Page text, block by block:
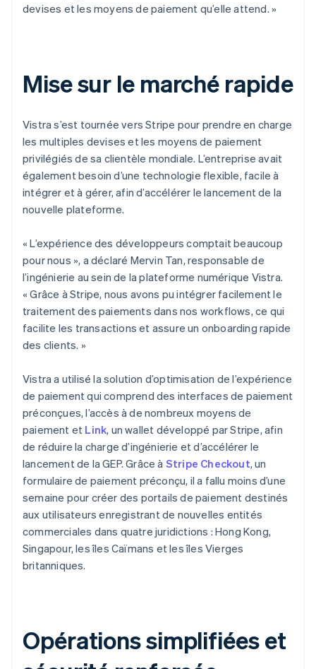
devises et les moyens de paiement qu’elle attend. »
Mise sur le marché rapide
Vistra s’est tournée vers Stripe pour prendre en charge
les multiples devises et les moyens de paiement
privilégiés de sa clientèle mondiale. L’entreprise avait
également besoin d’une technologie flexible, facile à
intégrer et à gérer, afin d’accélérer le lancement de la
nouvelle plateforme.
« L’expérience des développeurs comptait beaucoup
pour nous », a déclaré Mervin Tan, responsable de
l’ingénierie au sein de la plateforme numérique Vistra.
« Grâce à Stripe, nous avons pu intégrer facilement le
traitement des paiements dans nos workflows, ce qui
facilite les transactions et assure un onboarding rapide
des clients. »
Vistra a utilisé la solution d’optimisation de l’expérience
de paiement qui comprend des interfaces de paiement
préconçues, l’accès à de nombreux moyens de
paiement et Link, un wallet développé par Stripe, afin
de réduire la charge d’ingénierie et d’accélérer le
lancement de la GEP. Grâce à Stripe Checkout, un
formulaire de paiement préconçu, il a fallu moins d’une
semaine pour créer des portails de paiement destinés
aux utilisateurs enregistrant de nouvelles entités
commerciales dans quatre juridictions : Hong Kong,
Singapour, les îles Caïmans et les îles Vierges
britanniques.
Opérations simplifiées et